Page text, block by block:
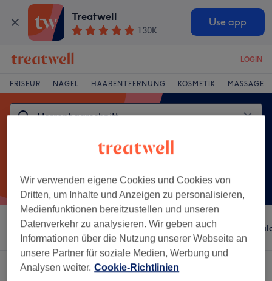
Treatwell
130K
Use app
LOGIN
FRISEUR NÄGEL HAARENTFERNUNG KOSMETIK MASSAGE
Sortieren nach Beliebiger Preis Besonderheiten
Ein Salon, der anbietet: herrenhaarschnitt in Palzem, Rheinland-Pfalz
Wir verwenden eigene Cookies und Cookies von
Dritten, um Inhalte und Anzeigen zu personalisieren,
Medienfunktionen bereitzustellen und unseren
Datenverkehr zu analysieren. Wir geben auch
Informationen über die Nutzung unserer Webseite an
unsere Partner für soziale Medien, Werbung und
Analysen weiter. Cookie-Richtlinien